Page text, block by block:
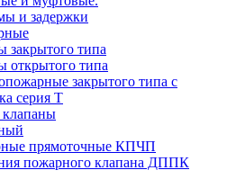
и задержки
типа
типа
закрытого типа с
серия Т
прямоточные КПЧП
пожарного клапана ДППК